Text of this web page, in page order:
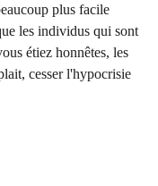
plus facile
les individus qui sont
étiez honnêtes, les
cesser l'hypocrisie